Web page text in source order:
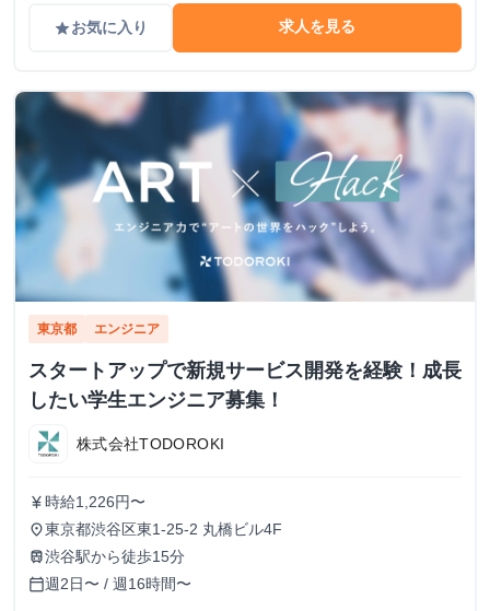
gradeお気に入り 求人を見る
東京都 エンジニア
スタートアップで新規サービス開発を経験！成長
したい学生エンジニア募集！
株式会社TODOROKI
currency_yen 時給1,226円〜
place東京都渋谷区東1-25-2 丸橋ビル4F
train渋谷駅から徒歩15分
calendar_today週2日〜 / 週16時間〜